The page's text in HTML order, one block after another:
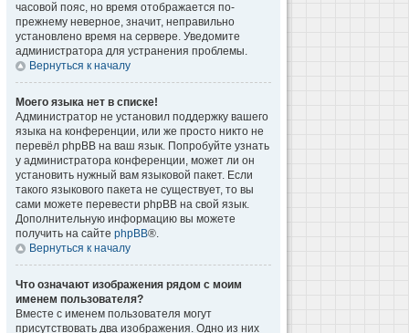
часовой пояс, но время отображается по-
прежнему неверное, значит, неправильно
установлено время на сервере. Уведомите
администратора для устранения проблемы.
Вернуться к началу
Моего языка нет в списке!
Администратор не установил поддержку вашего
языка на конференции, или же просто никто не
перевёл phpBB на ваш язык. Попробуйте узнать
у администратора конференции, может ли он
установить нужный вам языковой пакет. Если
такого языкового пакета не существует, то вы
сами можете перевести phpBB на свой язык.
Дополнительную информацию вы можете
получить на сайте phpBB®.
Вернуться к началу
Что означают изображения рядом с моим
именем пользователя?
Вместе с именем пользователя могут
присутствовать два изображения. Одно из них